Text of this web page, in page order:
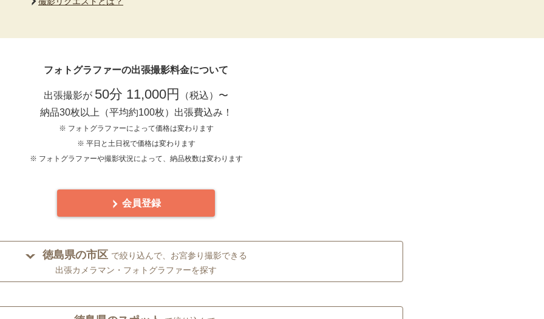
フォトグラファーの出張撮影料金について
出張撮影が 50分 11,000円
（税込）〜
納品30枚以上（平均約100枚）出張費込み！
※ フォトグラファーによって価格は変わります
※ 平日と土日祝で価格は変わります
※ フォトグラファーや撮影状況によって、納品枚数は変わります
会員登録
徳島県の市区 で絞り込んで、お宮参り撮影できる
出張カメラマン・フォトグラファーを探す